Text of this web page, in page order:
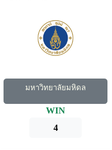
มหาวิทยาลัยมหิดล
WIN
4